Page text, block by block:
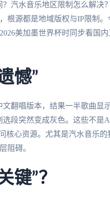
汽水音乐地区限制怎么解决
根源都是地域版权与IP限制
美加墨世界杯时同步看国
憾”
翻唱版本，结果一半歌曲显
段突然变成灰色。这些不是
核心资源。尤其是汽水音乐的
阻碍。
键”？